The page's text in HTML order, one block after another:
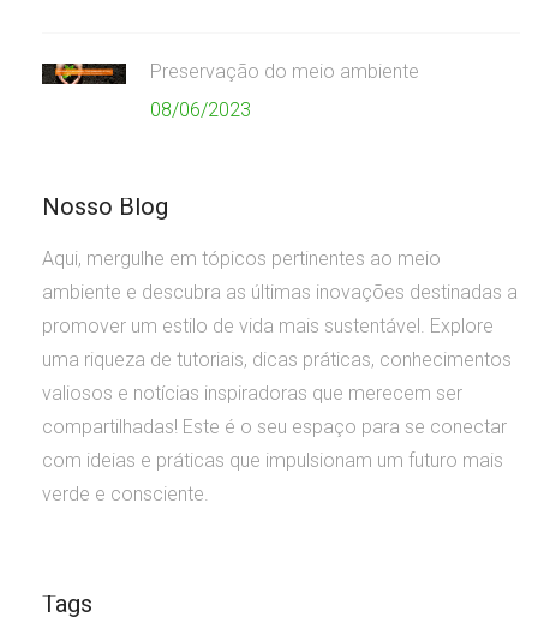
Preservação do meio ambiente
08/06/2023
Nosso Blog
Aqui, mergulhe em tópicos pertinentes ao meio
ambiente e descubra as últimas inovações destinadas a
promover um estilo de vida mais sustentável. Explore
uma riqueza de tutoriais, dicas práticas, conhecimentos
valiosos e notícias inspiradoras que merecem ser
compartilhadas! Este é o seu espaço para se conectar
com ideias e práticas que impulsionam um futuro mais
verde e consciente.
Tags